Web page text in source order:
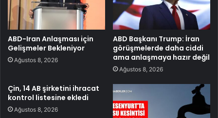
ABD-Iran Anlaşması için
Gelişmeler Bekleniyor
Ağustos 8, 2026
ABD Başkanı Trump: İran
görüşmelerde daha ciddi
ama anlaşmaya hazır değil
Ağustos 8, 2026
Çin, 14 AB şirketini ihracat
kontrol listesine ekledi
Ağustos 8, 2026